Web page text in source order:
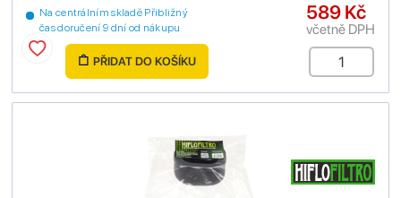
Na centrálním skladě Přibližný
čas doručení 9 dní od nákupu
589 Kč
včetně DPH
PŘIDAT DO KOŠÍKU